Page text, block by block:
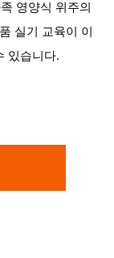
영양식 위주의
실기 교육이 이
있습니다.